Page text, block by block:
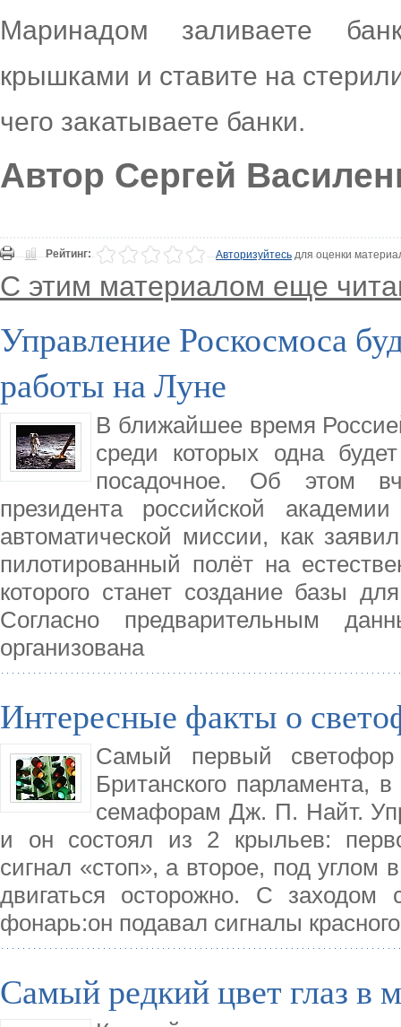
Маринадом заливаете
крышками и ставите на
чего закатываете банки.
Автор Сергей
Рейтинг: Авторизуйтесьдля оценки
С этим материалом еще
Управление Роскосмоса
работы на Луне
В ближайшее время
среди которых одна
посадочное. Об этом
президента российской
автоматической миссии, как
пилотированный полёт на
которого станет создание базы
Согласно предварительным
организована
Интересные факты о
Самый первый
Британского парламента,
семафорам Дж. П. Найт.
и он состоял из 2 крыльев:
сигнал «стоп», а второе, под углом
двигаться осторожно. С
фонарь:он подавал сигналы красного
Самый редкий цвет глаз в